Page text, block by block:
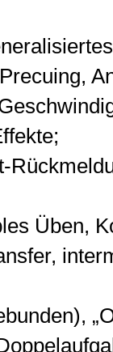
Üben,